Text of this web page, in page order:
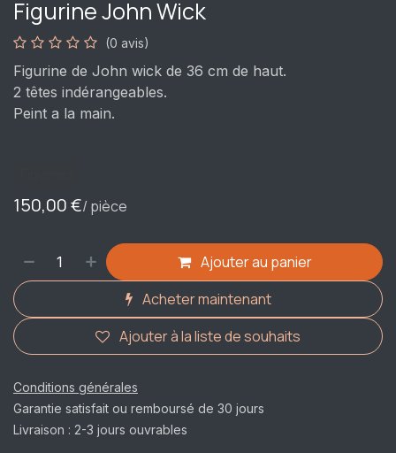
Figurine John Wick
(0 avis)
Figurine de John wick de 36 cm de haut.
2 têtes indérangeables.
Peint a la main.
150,00€/ pièce
Ajouter au panier
Acheter maintenant
Ajouter à la liste de souhaits
Conditions générales
Garantie satisfait ou remboursé de 30 jours
Livraison : 2-3 jours ouvrables